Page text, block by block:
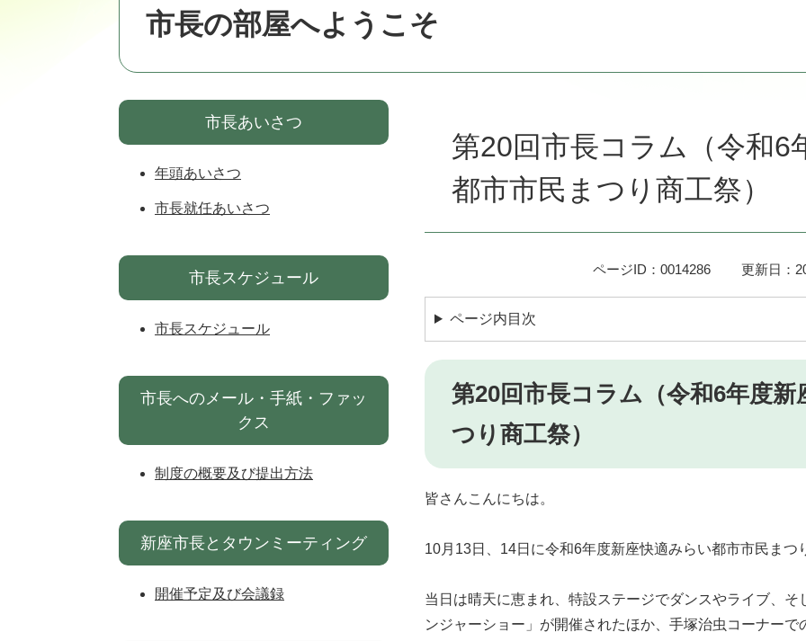
市長の部屋へようこそ
第20回市長コラム（令和6
都市市民まつり商工祭）
ページID：0014286 更新日：
ページ内目次
第20回市長コラム（令和6年度
つり商工祭）
皆さんこんにちは。
10月13日、14日に令和6年度新座快適みらい都市市民まつ
当日は晴天に恵まれ、特設ステージでダンスやライブ、
ンジャーショー」が開催されたほか、手塚治虫コーナー
市長あいさつ
年頭あいさつ
市長就任あいさつ
市長スケジュール
市長スケジュール
市長へのメール・手紙・ファッ
クス
制度の概要及び提出方法
新座市長とタウンミーティング
開催予定及び会議録